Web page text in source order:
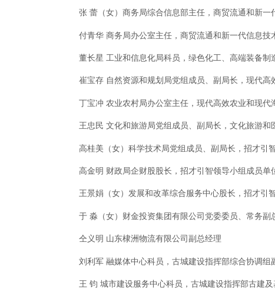
张 蕾（女）商务局综合信息部主任，商贸流通和新一
付青华 商务局办公室主任，商贸流通和新一代信息技
董长星 工业和信息化局科员，绿色化工、高端装备制
崔宝存 自然资源和规划局党组成员、副局长，现代高
丁宝冲 农业农村局办公室主任，现代高效农业和现代
王忠民 文化和旅游局党组成员、副局长，文化旅游和
高桂美（女）科学技术局党组成员、副局长，招才引
高金明 财政局企财股股长，招才引智领导小组成员单
王景娟（女）发展和改革综合服务中心股长，招才引
于 淼（女）财金投资集团有限公司党委委员、常务副
仝义明 山东棣洲物流有限公司副总经理
刘利军 融媒体中心科员，古城建设指挥部综合协调组
王 钧 城市建设服务中心科员，古城建设指挥部古建